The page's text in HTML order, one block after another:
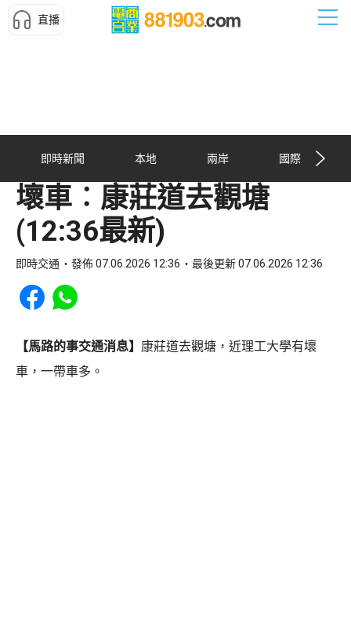
直播
即時新聞 本地 兩岸 國際
壞車︰康莊道去觀塘
(12:36最新)
即時交通 發佈 07.06.2026 12:36 最後更新 07.06.2026 12:36
Share to Facebook
Share to WhatsApp
【馬路的事交通消息】 康莊道去觀塘，近理工大學有壞
車，一帶車多。